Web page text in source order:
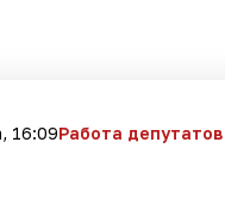
16:09Работа депутатов